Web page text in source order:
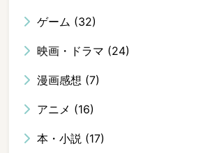
ゲーム (32)
映画・ドラマ (24)
漫画感想 (7)
アニメ (16)
本・小説 (17)